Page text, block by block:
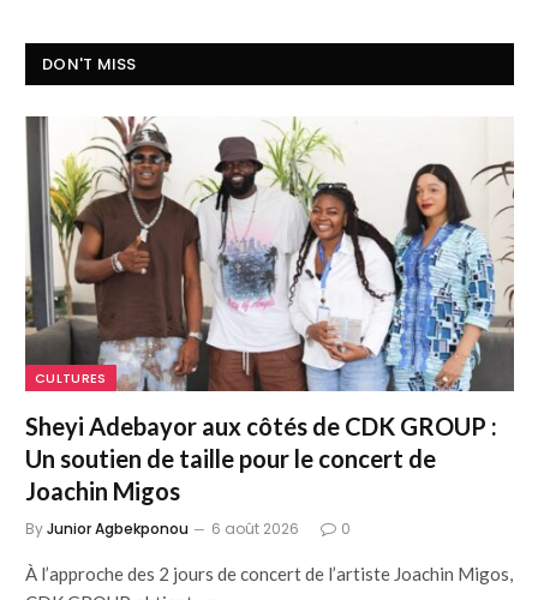
DON'T MISS
CULTURES
Sheyi Adebayor aux côtés de CDK GROUP :
Un soutien de taille pour le concert de
Joachin Migos
ByJunior Agbekponou 6 août 2026 0
À l’approche des 2 jours de concert de l’artiste Joachin Migos,